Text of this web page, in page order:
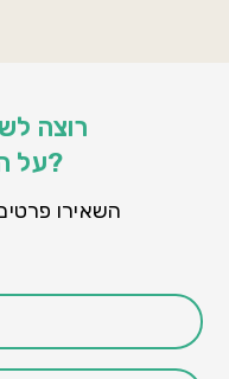
רוצה
על המוצרים שלנו?
השאירו